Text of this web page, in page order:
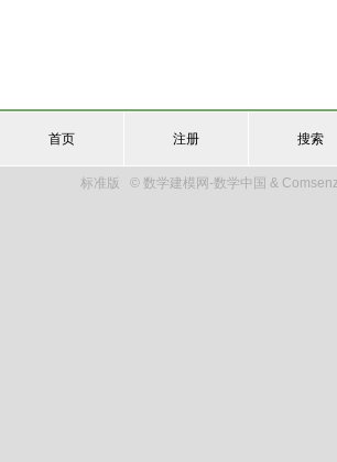
首页 注册 搜索
标准版 © 数学建模网-数学中国 &